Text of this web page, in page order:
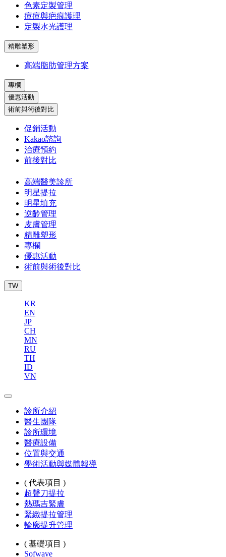
色素定製管理
痘痘與疤痕護理
定製水光護理
精雕塑形
高端脂肪管理方案
專欄
優惠活動
術前與術後對比
促銷活動
Kakao諮詢
治療預約
前後對比
高端醫美診所
明星提拉
明星填充
逆齡管理
皮膚管理
精雕塑形
專欄
優惠活動
術前與術後對比
TW
KR
EN
JP
CH
MN
RU
TH
ID
VN
診所介紹
醫生團隊
診所環境
醫療設備
位置與交通
學術活動與媒體報導
( 代表項目 )
超聲刀提拉
熱瑪吉緊膚
緊緻提拉管理
輪廓提升管理
( 基礎項目 )
Sofwave